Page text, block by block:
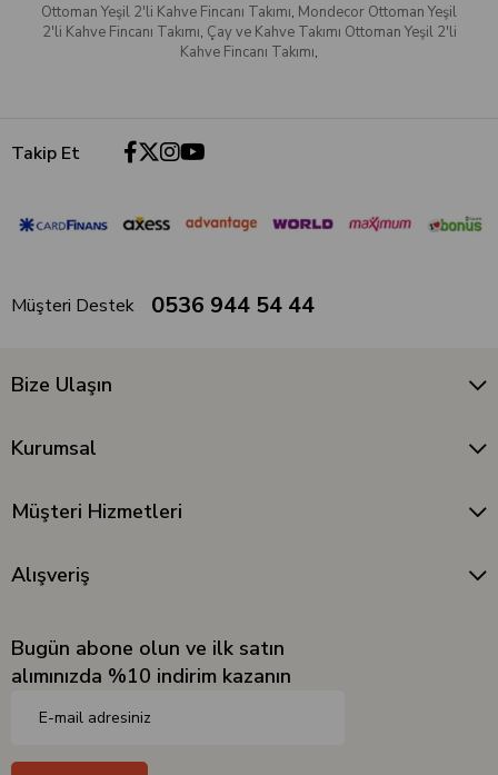
Ottoman Yeşil 2'li Kahve Fincanı Takımı, Mondecor Ottoman Yeşil
2'li Kahve Fincanı Takımı, Çay ve Kahve Takımı Ottoman Yeşil 2'li
Kahve Fincanı Takımı,
Takip Et
Müşteri Destek 0536 944 54 44
Bize Ulaşın
Kurumsal
Müşteri Hizmetleri
Alışveriş
Bugün abone olun ve ilk satın
alımınızda %10 indirim kazanın